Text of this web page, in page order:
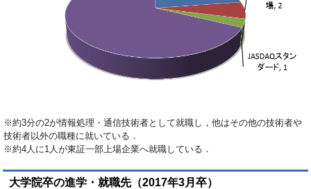
※約3分の2が情報処理・通信技術者として就職し，他はその他の技術者や
技術者以外の職種に就いている．
※約4人に1人が東証一部上場企業へ就職している．
大学院卒の進学・就職先（2017年3月卒）